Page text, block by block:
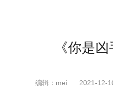
《你是
编辑：mei 2021-12-